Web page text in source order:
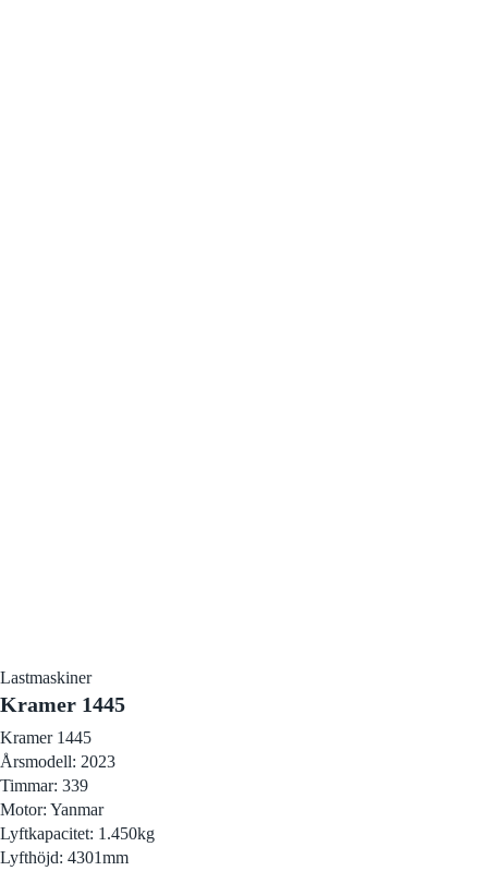
Lastmaskiner
Kramer 1445
Kramer 1445
Årsmodell: 2023
Timmar: 339
Motor: Yanmar
Lyftkapacitet: 1.450kg
Lyfthöjd: 4301mm